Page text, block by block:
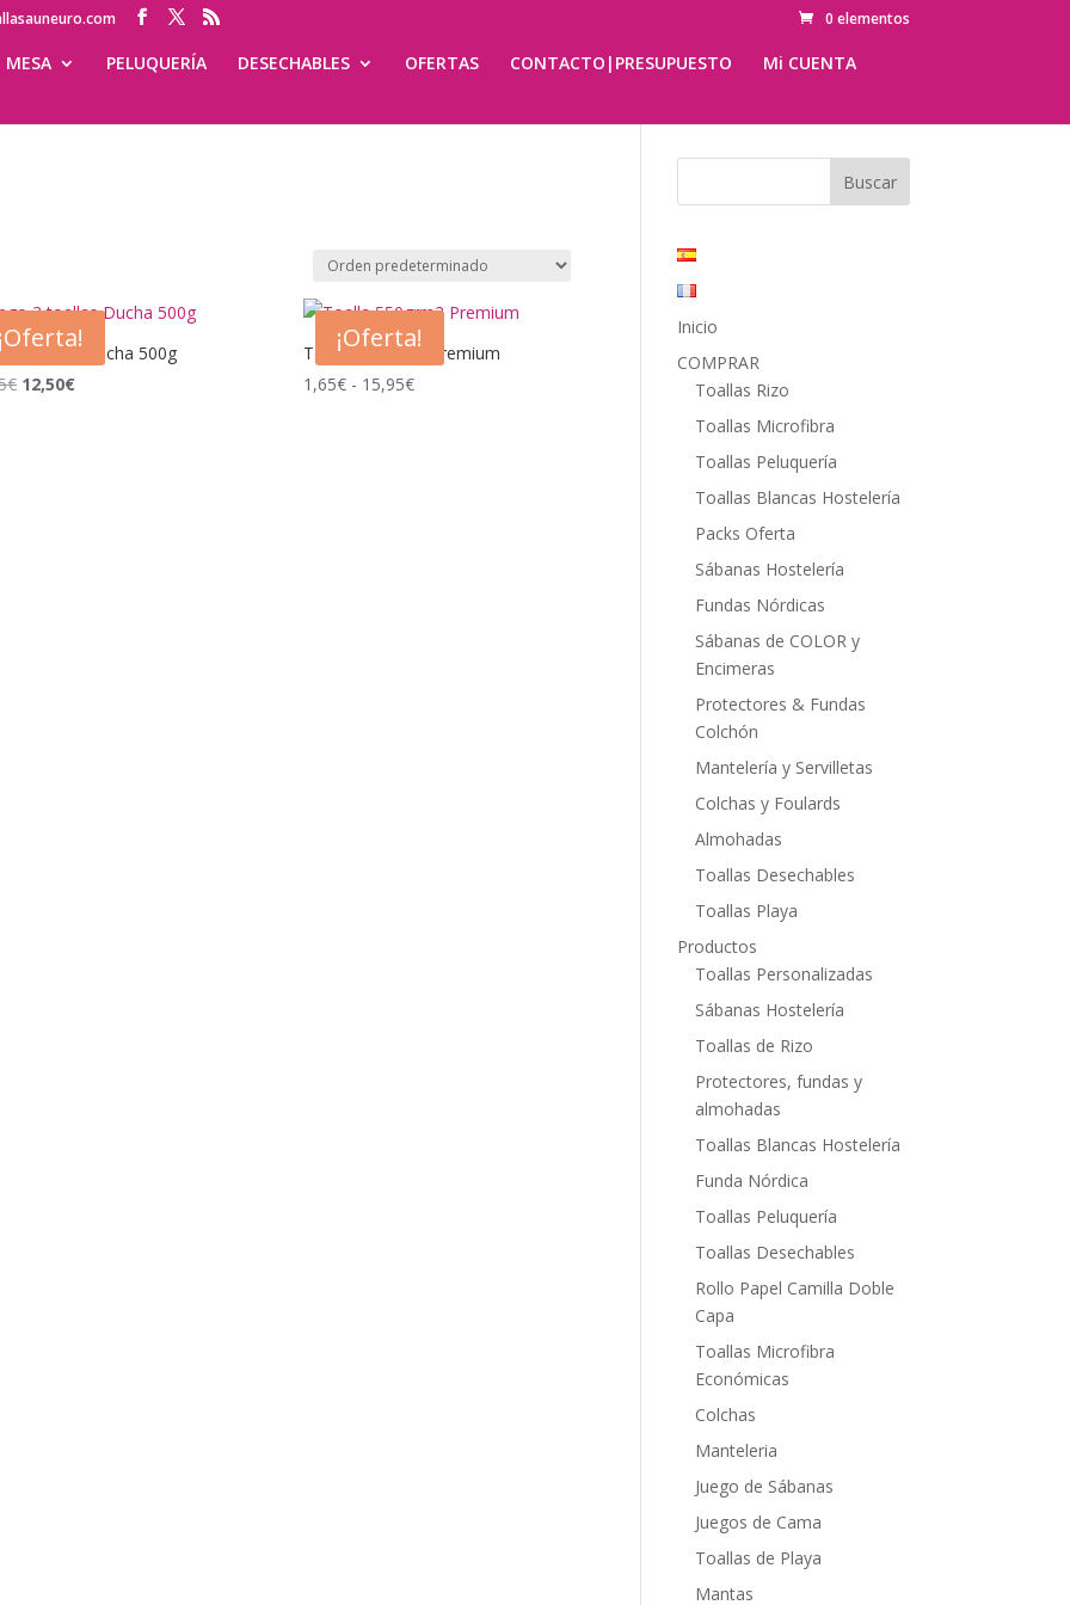
0 elementos
MESA PELUQUERÍA DESECHABLES OFERTAS CONTACTO|PRESUPUESTO
Mi CUENTA
¡Oferta!
3 toallas Ducha 500g
€ El
12,50€El
¡Oferta!
Toalla 550grm2 Premium
1,65€ - 15,95€Rango
Inicio
COMPRAR
Toallas Rizo
Toallas Microfibra
Toallas Peluquería
Toallas Blancas Hostelería
Packs Oferta
Sábanas Hostelería
Fundas Nórdicas
Sábanas de COLOR y
Encimeras
Protectores & Fundas
Colchón
Mantelería y Servilletas
Colchas y Foulards
Almohadas
Toallas Desechables
Toallas Playa
Productos
Toallas Personalizadas
Sábanas Hostelería
Toallas de Rizo
Protectores, fundas y
almohadas
Toallas Blancas Hostelería
Funda Nórdica
Toallas Peluquería
Toallas Desechables
Rollo Papel Camilla Doble
Capa
Toallas Microfibra
Económicas
Colchas
Manteleria
Juego de Sábanas
Juegos de Cama
Toallas de Playa
Mantas